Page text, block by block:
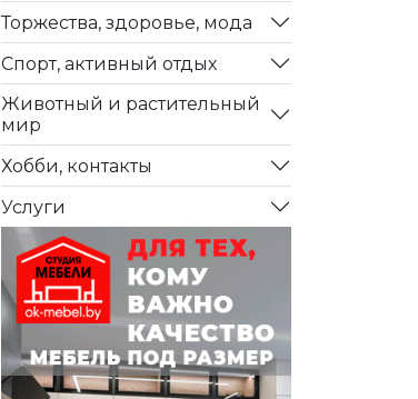
Торжества, здоровье, мода
Спорт, активный отдых
Животный и растительный
мир
Хобби, контакты
Услуги